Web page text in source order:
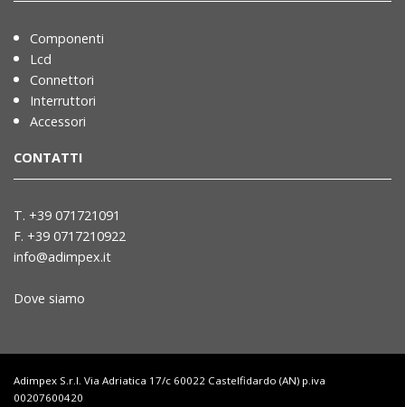
Componenti
Lcd
Connettori
Interruttori
Accessori
CONTATTI
T. +39 071721091
F. +39 0717210922
info@adimpex.it
Dove siamo
Adimpex S.r.l. Via Adriatica 17/c 60022 Castelfidardo (AN) p.iva
00207600420